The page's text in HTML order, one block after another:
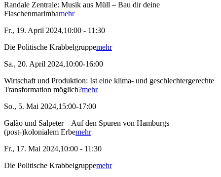
Randale Zentrale: Musik aus Müll – Bau dir deine
Flaschenmarimbamehr
Fr., 19. April 2024,10:00 - 11:30
Die Politische Krabbelgruppemehr
Sa., 20. April 2024,10:00-16:00
Wirtschaft und Produktion: Ist eine klima- und geschlechtergerechte
Transformation möglich?mehr
So., 5. Mai 2024,15:00-17:00
Galão und Salpeter – Auf den Spuren von Hamburgs
(post-)kolonialem Erbemehr
Fr., 17. Mai 2024,10:00 - 11:30
Die Politische Krabbelgruppemehr